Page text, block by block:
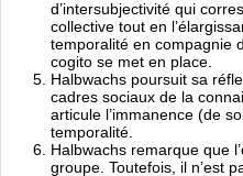
d’intersubjectivité qui
collective tout en
temporalité en compagnie
cogito se met en place.
Halbwachs poursuit sa
cadres sociaux de la
articule l’immanence (de
temporalité.
Halbwachs remarque que
groupe. Toutefois, il n’est